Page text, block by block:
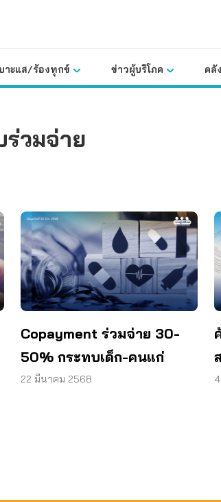
บาะแส/ร้องทุกข์ ข่าวผู้บริโภค คลั
วมจ่าย
Copayment ร่วมจ่าย 30-
50% กระทบเด็ก-คนแก่
22 มีนาคม 2568